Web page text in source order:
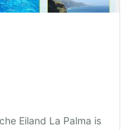
Eiland La Palma is